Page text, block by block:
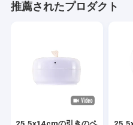
推薦されたプロダクト